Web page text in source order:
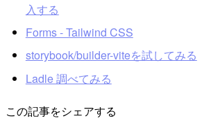
入する
Forms - Tailwind CSS
storybook/builder-viteを試してみる
Ladle 調べてみる
この記事をシェアする